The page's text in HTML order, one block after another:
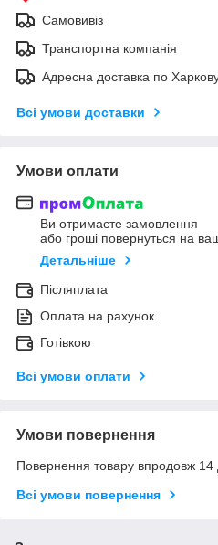
Самовивіз
Транспортна компанія
Адресна доставка по
Всі умови доставки
Умови оплати
Ви отримаєте замовлення
або гроші повернуться на
Детальніше
Післяплата
Оплата на рахунок
Готівкою
Всі умови оплати
Умови повернення
Повернення товару впродовж 14
Всі умови повернення